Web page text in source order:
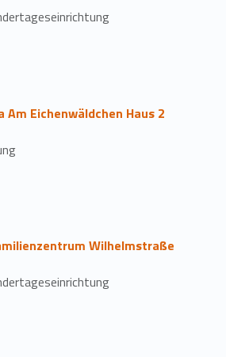
Eichenwäldchen Haus 2
Wilhelmstraße